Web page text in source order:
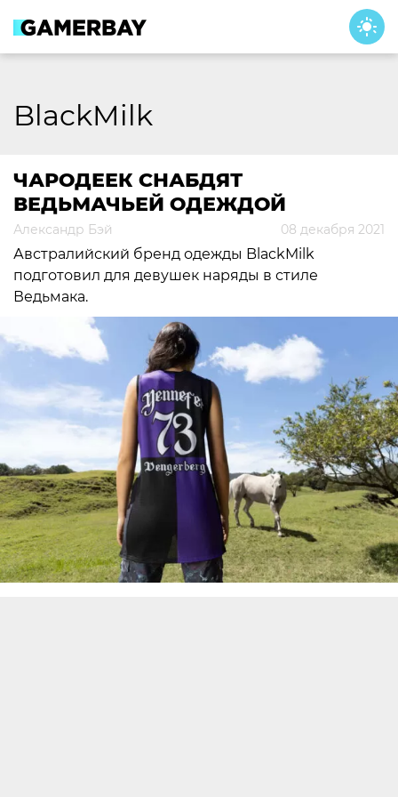
content
BlackMilk
ЧАРОДЕЕК СНАБДЯТ
ВЕДЬМАЧЬЕЙ ОДЕЖДОЙ
Александр Бэй 08 декабря 2021
Австралийский бренд одежды BlackMilk
подготовил для девушек наряды в стиле
Ведьмака.